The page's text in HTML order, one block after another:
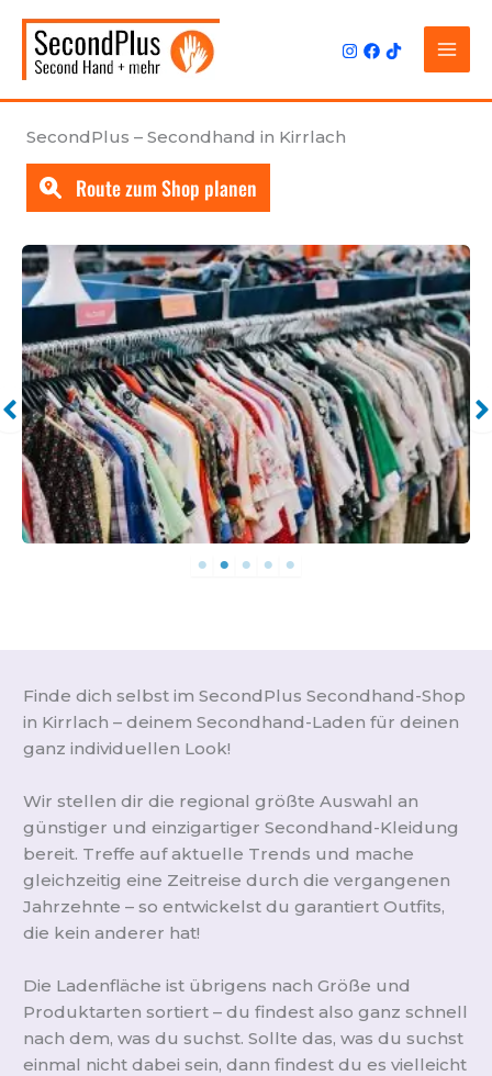
Inhalt
springen
SecondPlus – Secondhand in Kirrlach
Route zum Shop planen
Finde dich selbst im SecondPlus Secondhand-Shop
in Kirrlach – deinem Secondhand-Laden für deinen
ganz individuellen Look!
Wir stellen dir die regional größte Auswahl an
günstiger und einzigartiger Secondhand-Kleidung
bereit. Treffe auf aktuelle Trends und mache
gleichzeitig eine Zeitreise durch die vergangenen
Jahrzehnte – so entwickelst du garantiert Outfits,
die kein anderer hat!
Die Ladenfläche ist übrigens nach Größe und
Produktarten sortiert – du findest also ganz schnell
nach dem, was du suchst. Sollte das, was du suchst
einmal nicht dabei sein, dann findest du es vielleicht